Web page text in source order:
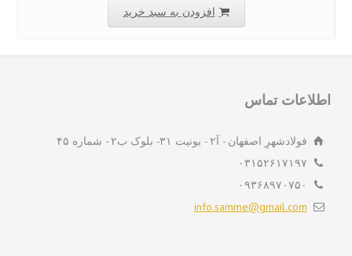
افزودن به سبد خرید
تماس
فولادشهرِ اصفهان - آ۲ - یونیت ۳۱- بلوک ب۲ - شماره ۴۵
۰۳۱۵۲۶۱۷۱۹۷
۰۹۳۶۸۹۷۰۷۵۰
info.samme@gmail.com